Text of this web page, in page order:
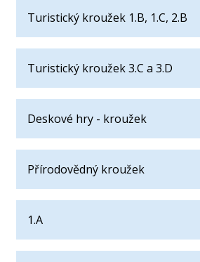
Turistický kroužek 1.B, 1.C, 2.B
Turistický kroužek 3.C a 3.D
Deskové hry - kroužek
Přírodovědný kroužek
1.A